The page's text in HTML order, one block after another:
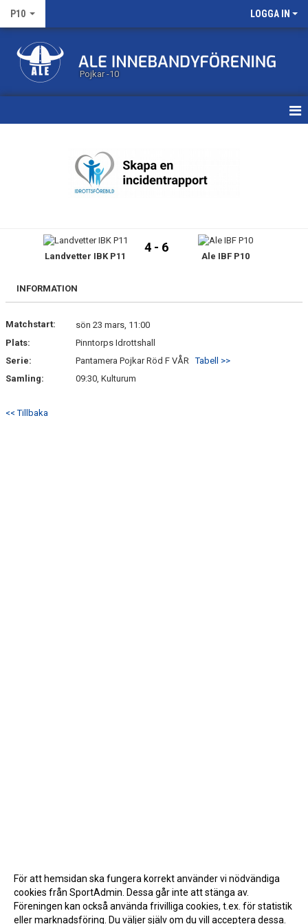
P10 LOGGA IN
Pojkar -10
BILDGALLERI
DOKUMENT
Landvetter IBK P11
4 - 6
Ale IBF P10
INFORMATION
Matchstart:
sön 23 mars, 11:00
Plats:
Pinntorps Idrottshall
Serie:
Pantamera Pojkar Röd F VÅRTabell >>
Samling:
09:30, Kulturum
<< Tillbaka
För att hemsidan ska fungera korrekt använder vi nödvändiga
cookies från SportAdmin. Dessa går inte att stänga av.
Föreningen kan också använda frivilliga cookies, t.ex. för statistik
eller marknadsföring. Du väljer själv om du vill acceptera dessa.